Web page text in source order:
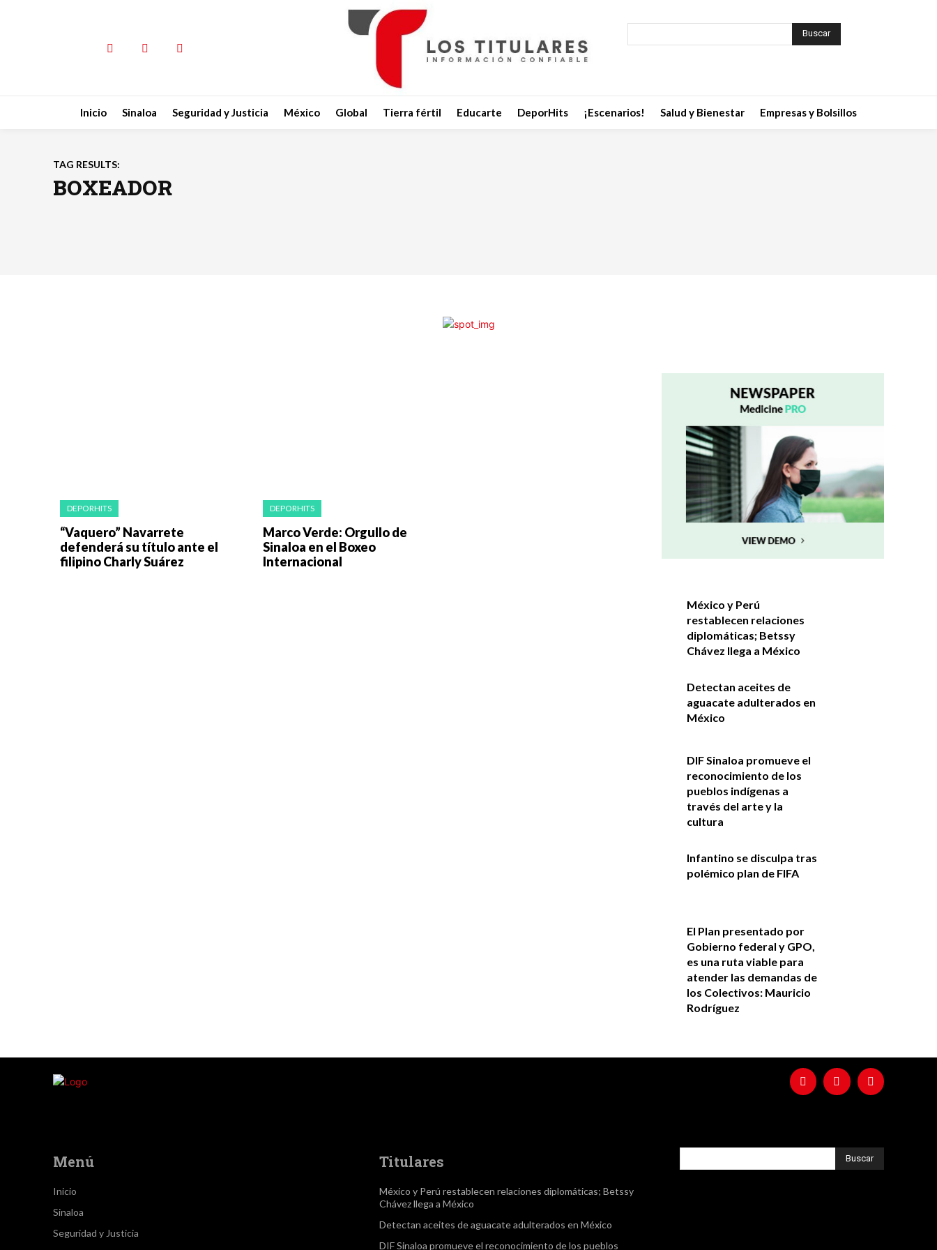
Buscar
Inicio Sinaloa Seguridad y Justicia México Global Tierra fértil Educarte DeporHits ¡Escenarios! Salud y Bienestar Empresas y Bolsillos
TAG RESULTS:
BOXEADOR
DEPORHITS
“Vaquero” Navarrete
defenderá su título ante el
filipino Charly Suárez
DEPORHITS
Marco Verde: Orgullo de
Sinaloa en el Boxeo
Internacional
México y Perú
restablecen relaciones
diplomáticas; Betssy
Chávez llega a México
Detectan aceites de
aguacate adulterados en
México
DIF Sinaloa promueve el
reconocimiento de los
pueblos indígenas a
través del arte y la
cultura
Infantino se disculpa tras
polémico plan de FIFA
El Plan presentado por
Gobierno federal y GPO,
es una ruta viable para
atender las demandas de
los Colectivos: Mauricio
Rodríguez
Menú
Inicio
Sinaloa
Seguridad y Justicia
Titulares
México y Perú restablecen relaciones diplomáticas; Betssy
Chávez llega a México
Detectan aceites de aguacate adulterados en México
DIF Sinaloa promueve el reconocimiento de los pueblos
Buscar